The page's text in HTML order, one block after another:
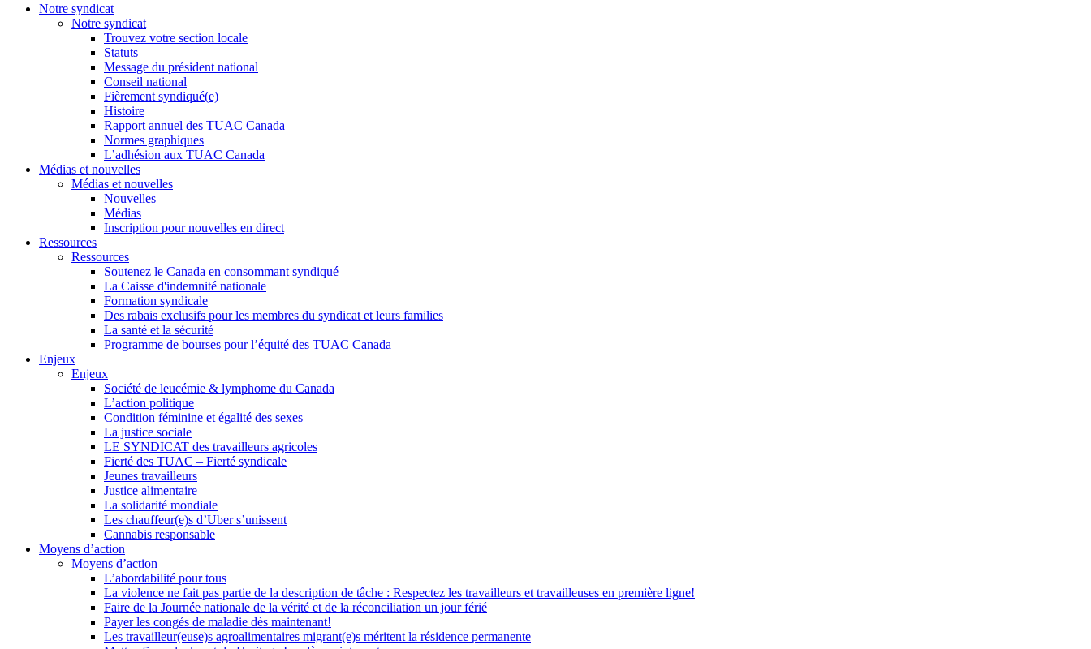
Notre syndicat
Notre syndicat
Trouvez votre section locale
Statuts
Message du président national
Conseil national
Fièrement syndiqué(e)
Histoire
Rapport annuel des TUAC Canada
Normes graphiques
L’adhésion aux TUAC Canada
Médias et nouvelles
Médias et nouvelles
Nouvelles
Médias
Inscription pour nouvelles en direct
Ressources
Ressources
Soutenez le Canada en consommant syndiqué
La Caisse d'indemnité nationale
Formation syndicale
Des rabais exclusifs pour les membres du syndicat et leurs families
La santé et la sécurité
Programme de bourses pour l’équité des TUAC Canada
Enjeux
Enjeux
Société de leucémie & lymphome du Canada
L’action politique
Condition féminine et égalité des sexes
La justice sociale
LE SYNDICAT des travailleurs agricoles
Fierté des TUAC – Fierté syndicale
Jeunes travailleurs
Justice alimentaire
La solidarité mondiale
Les chauffeur(e)s d’Uber s’unissent
Cannabis responsable
Moyens d’action
Moyens d’action
L’abordabilité pour tous
La violence ne fait pas partie de la description de tâche : Respectez les travailleurs et travailleuses en première ligne!
Faire de la Journée nationale de la vérité et de la réconciliation un jour férié
Payer les congés de maladie dès maintenant!
Les travailleur(euse)s agroalimentaires migrant(e)s méritent la résidence permanente